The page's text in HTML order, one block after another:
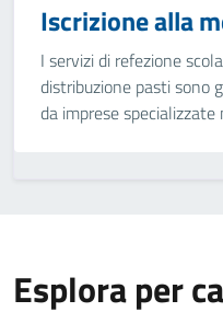
Iscrizione alla
I servizi di refezione
distribuzione pasti sono
da imprese specializzate
Esplora per